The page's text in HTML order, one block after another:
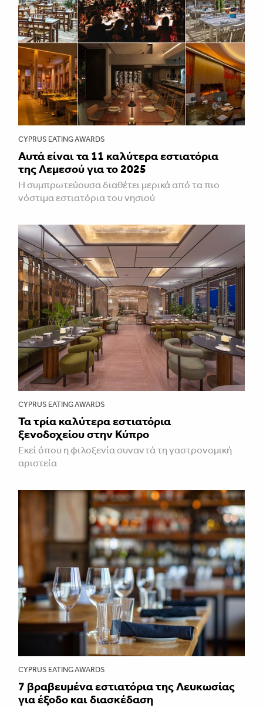
CYPRUS EATING AWARDS
Αυτά είναι τα 11 καλύτερα εστιατόρια
της Λεμεσού για το 2025
Η συμπρωτεύουσα διαθέτει μερικά από τα πιο
νόστιμα εστιατόρια του νησιού
CYPRUS EATING AWARDS
Τα τρία καλύτερα εστιατόρια
ξενοδοχείου στην Κύπρο
Εκεί όπου η φιλοξενία συναντά τη γαστρονομική
αριστεία
CYPRUS EATING AWARDS
7 βραβευμένα εστιατόρια της Λευκωσίας
για έξοδο και διασκέδαση